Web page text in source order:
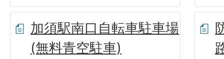
加須駅南口自転車駐車場
(無料青空駐車)